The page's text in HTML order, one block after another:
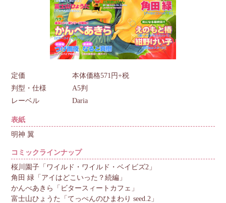
定価
本体価格571円+税
判型・仕様
A5判
レーベル
Daria
表紙
明神 翼
コミックラインナップ
桜川園子「ワイルド・ワイルド・ベイビズ2」
角田 緑「アイはどこいった？続編」
かんべあきら「ビタースィートカフェ」
富士山ひょうた「てっぺんのひまわり seed.2」